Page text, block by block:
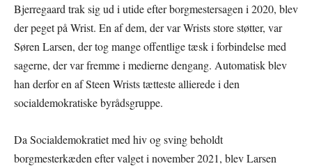
Bjerregaard trak sig ud i utide efter borgmestersagen i 2020, blev
der peget på Wrist. En af dem, der var Wrists store støtter, var
Søren Larsen, der tog mange offentlige tæsk i forbindelse med
sagerne, der var fremme i medierne dengang. Automatisk blev
han derfor en af Steen Wrists tætteste allierede i den
socialdemokratiske byrådsgruppe.
Da Socialdemokratiet med hiv og sving beholdt
borgmesterkæden efter valget i november 2021, blev Larsen